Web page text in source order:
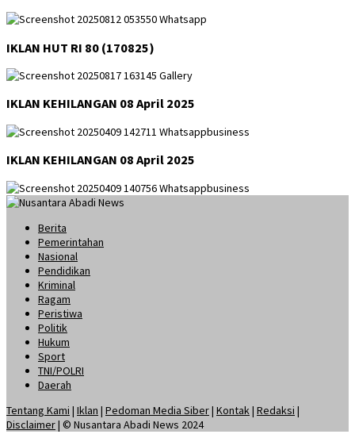
IKLAN HUT RI 80 (170825)
IKLAN KEHILANGAN 08 April 2025
IKLAN KEHILANGAN 08 April 2025
Berita
Pemerintahan
Nasional
Pendidikan
Kriminal
Ragam
Peristiwa
Politik
Hukum
Sport
TNI/POLRI
Daerah
Tentang Kami | Iklan | Pedoman Media Siber| Kontak | Redaksi |
Disclaimer| © Nusantara Abadi News 2024